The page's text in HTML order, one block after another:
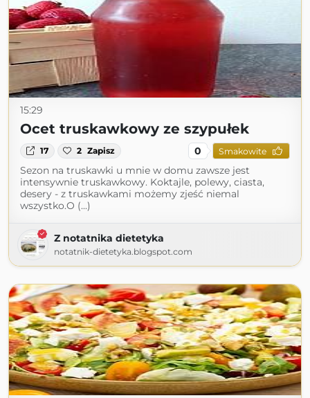
15:29
Ocet truskawkowy ze szypułek
17 2 Zapisz 0 Smakowite
Sezon na truskawki u mnie w domu zawsze jest
intensywnie truskawkowy. Koktajle, polewy, ciasta,
desery - z truskawkami możemy zjeść niemal
wszystko.O (...)
Z notatnika dietetyka
notatnik-dietetyka.blogspot.com